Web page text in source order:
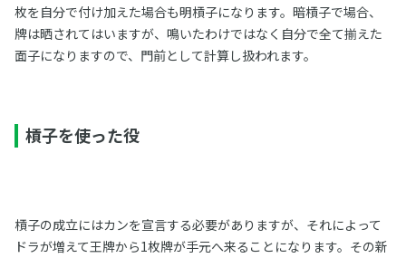
枚を自分で付け加えた場合も明槓子になります。暗槓子で場合、
牌は晒されてはいますが、鳴いたわけではなく自分で全て揃えた
面子になりますので、門前として計算し扱われます。
槓子を使った役
槓子の成立にはカンを宣言する必要がありますが、それによって
ドラが増えて王牌から1枚牌が手元へ来ることになります。その新